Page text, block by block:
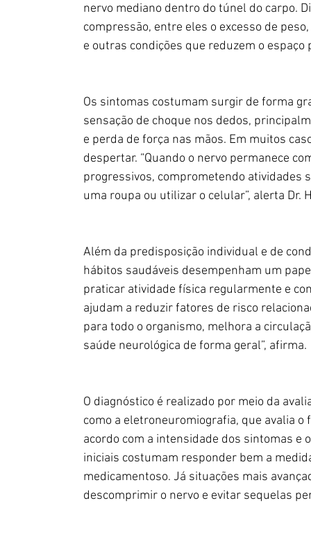
nervo mediano dentro do túnel do carpo.
compressão, entre eles o excesso de
e outras condições que reduzem o espaço
Os sintomas costumam surgir de forma
sensação de choque nos dedos,
e perda de força nas mãos. Em muitos
despertar. “Quando o nervo permanece
progressivos, comprometendo atividades
uma roupa ou utilizar o celular”, alerta Dr.
Além da predisposição individual e de
hábitos saudáveis desempenham um
praticar atividade física regularmente e
ajudam a reduzir fatores de risco
para todo o organismo, melhora a
saúde neurológica de forma geral”, afirma.
O diagnóstico é realizado por meio da
como a eletroneuromiografia, que avalia
acordo com a intensidade dos sintomas e
iniciais costumam responder bem a
medicamentoso. Já situações mais
descomprimir o nervo e evitar sequelas